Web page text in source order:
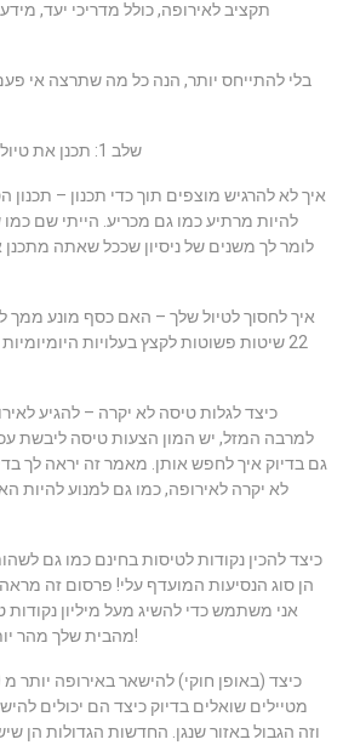
תקציב לאירופה, כולל מדריכי יעד,
בלי להתייחס יותר, הנה כל מה שתרצה אי
שלב 1: תכנן את טיול התרמילאים שלך באירופה
איך לא להרגיש מוצפים תוך כדי תכנון – תכנון
להיות מרתיע כמו גם מכריע. הייתי שם כמו
לומר לך משנים של ניסיון שככל שאתה
איך לחסוך לטיול שלך – האם כסף מונע ממך
22 שיטות פשוטות לקצץ בעלויות
כיצד לגלות טיסה לא יקרה – להגיע
למרבה המזל, יש המון הצעות טיסה ליבשת
גם בדיוק איך לחפש אותן. מאמר זה יראה לך
לא יקרה לאירופה, כמו גם למנוע להיות
כיצד להכין נקודות לטיסות בחינם כמו גם
הן סוג הנסיעות המועדף עלי! פרסום זה
אני משתמש כדי להשיג מעל מיליון נקודות
מהבית שלך מהר יותר, זול יותר, כמו גם בנוחות!
וזה הגבול באזור שנגן. החדשות הגדולות הן